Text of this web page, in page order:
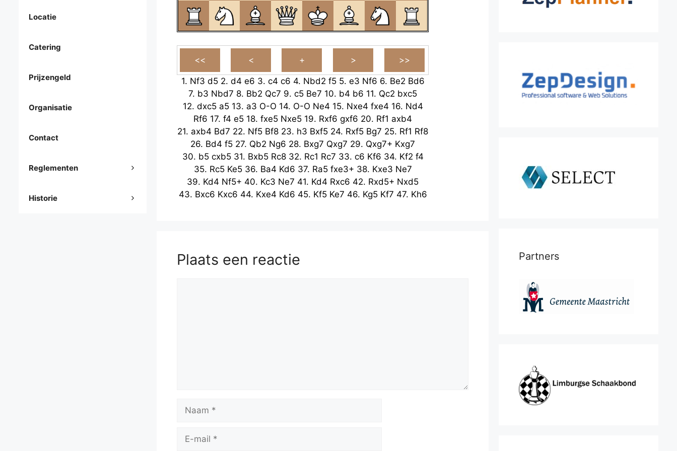
1. Nf3 d5 2. d4 e6 3. c4 c6 4. Nbd2 f5 5. e3 Nf6 6. Be2 Bd6
7. b3 Nbd7 8. Bb2 Qc7 9. c5 Be7 10. b4 b6 11. Qc2 bxc5
12. dxc5 a5 13. a3 O-O 14. O-O Ne4 15. Nxe4 fxe4 16. Nd4
Rf6 17. f4 e5 18. fxe5 Nxe5 19. Rxf6 gxf6 20. Rf1 axb4
21. axb4 Bd7 22. Nf5 Bf8 23. h3 Bxf5 24. Rxf5 Bg7 25. Rf1 Rf8
26. Bd4 f5 27. Qb2 Ng6 28. Bxg7 Qxg7 29. Qxg7+ Kxg7
30. b5 cxb5 31. Bxb5 Rc8 32. Rc1 Rc7 33. c6 Kf6 34. Kf2 f4
35. Rc5 Ke5 36. Ba4 Kd6 37. Ra5 fxe3+ 38. Kxe3 Ne7
39. Kd4 Nf5+ 40. Kc3 Ne7 41. Kd4 Rxc6 42. Rxd5+ Nxd5
43. Bxc6 Kxc6 44. Kxe4 Kd6 45. Kf5 Ke7 46. Kg5 Kf7 47. Kh6
Plaats een reactie
mail
Locatie
Catering
Prijzengeld
Organisatie
Contact
Reglementen
Historie
Partners